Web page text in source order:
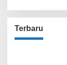
Terbaru